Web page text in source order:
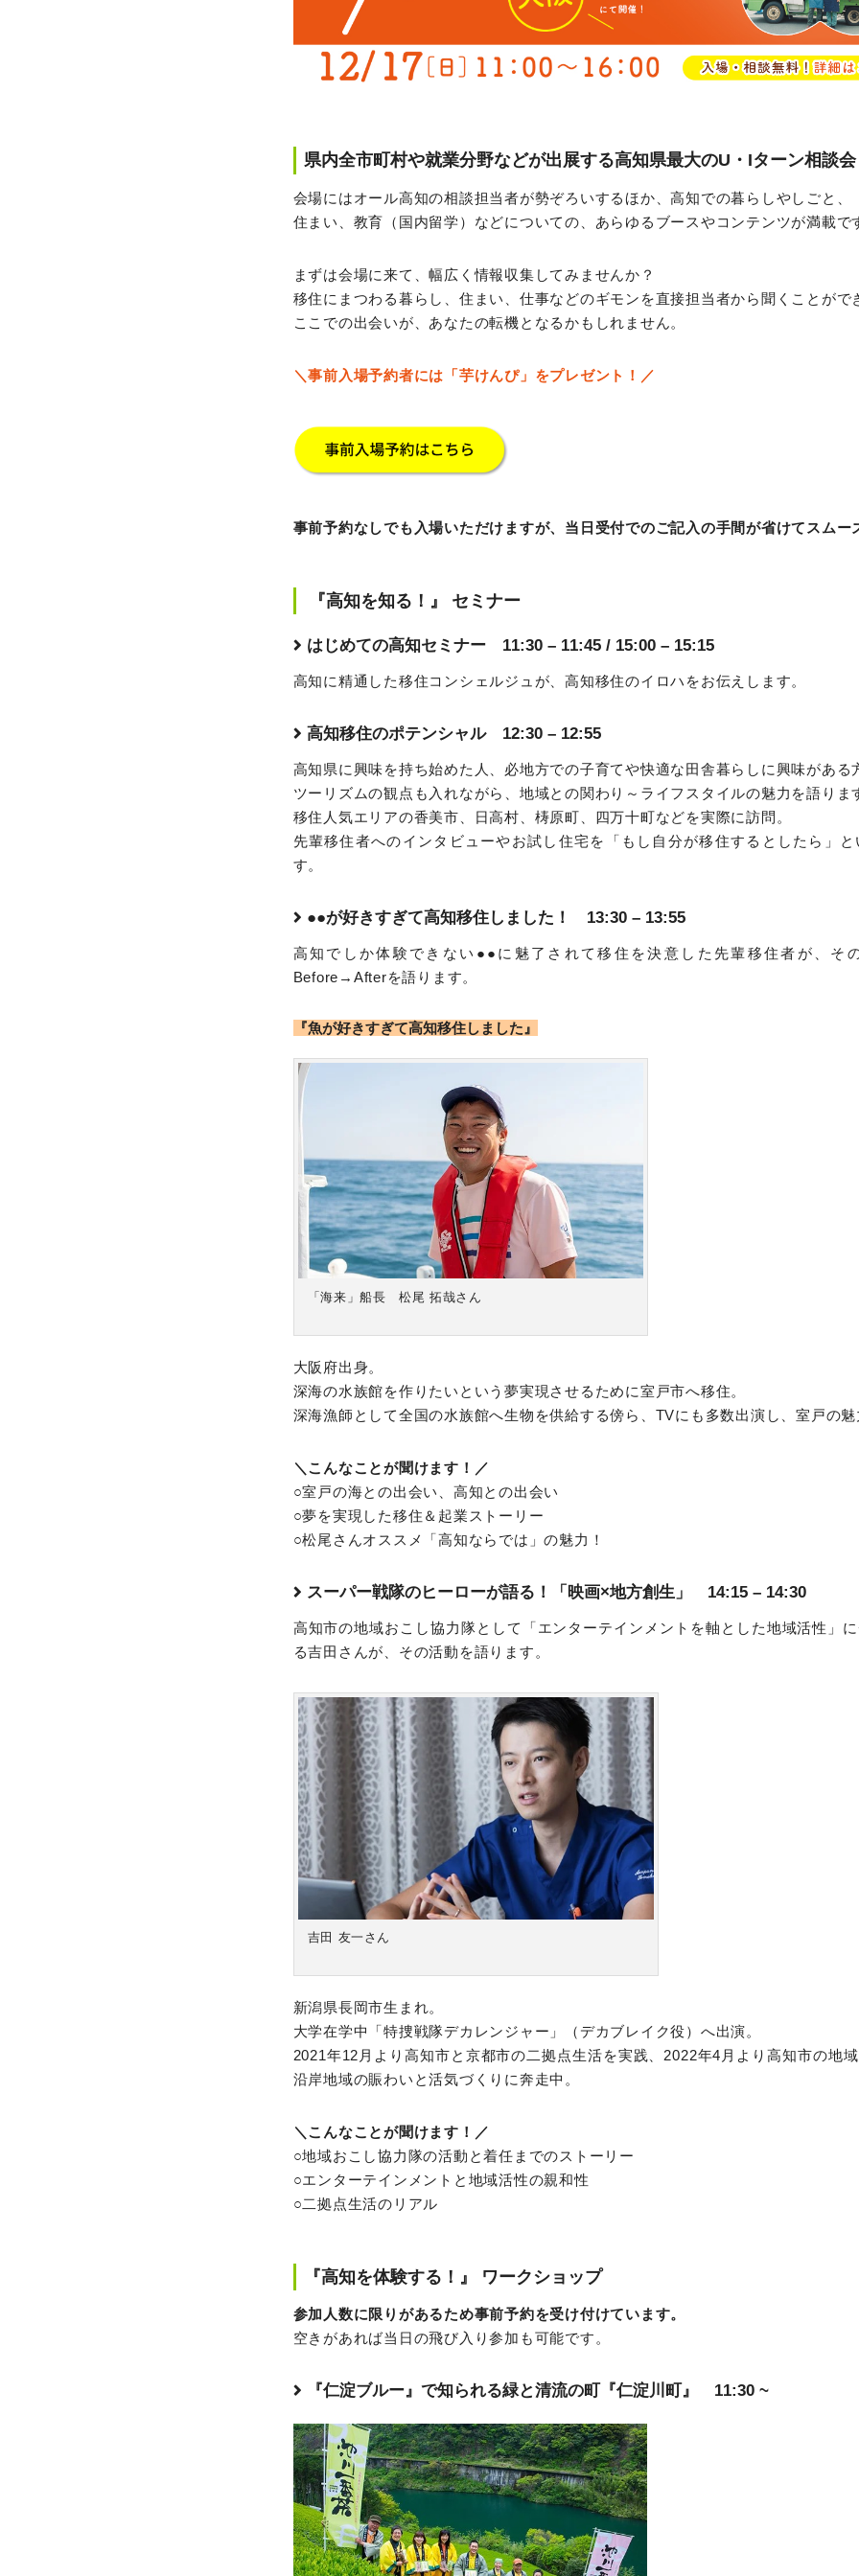
県内全市町村や就業分野などが出展する高知県最大のU・Iターン相談会
会場にはオール高知の相談担当者が勢ぞろいするほか、高知での暮らしやしごと、
住まい、教育（国内留学）などについての、あらゆるブースやコンテンツが満載で
まずは会場に来て、幅広く情報収集してみませんか？
移住にまつわる暮らし、住まい、仕事などのギモンを直接担当者から聞くことがで
ここでの出会いが、あなたの転機となるかもしれません。
＼事前入場予約者には「芋けんぴ」をプレゼント！／
事前予約なしでも入場いただけますが、当日受付でのご記入の手間が省けてスムー
『高知を知る！』 セミナー
はじめての高知セミナー 11:30 – 11:45 / 15:00 – 15:15
高知に精通した移住コンシェルジュが、高知移住のイロハをお伝えします。
高知移住のポテンシャル 12:30 – 12:55
高知県に興味を持ち始めた人、必地方での子育てや快適な田舎暮らしに興味がある
ツーリズムの観点も入れながら、地域との関わり～ライフスタイルの魅力を語りま
移住人気エリアの香美市、日高村、梼原町、四万十町などを実際に訪問。
先輩移住者へのインタビューやお試し住宅を「もし自分が移住するとしたら」と
す。
●●が好きすぎて高知移住しました！ 13:30 – 13:55
高知でしか体験できない●●に魅了されて移住を決意した先輩移住者が、そ
Before→Afterを語ります。
『魚が好きすぎて高知移住しました』
「海来」船長 松尾 拓哉さん
大阪府出身。
深海の水族館を作りたいという夢実現させるために室戸市へ移住。
深海漁師として全国の水族館へ生物を供給する傍ら、TVにも多数出演し、室戸の魅
＼こんなことが聞けます！／
○室戸の海との出会い、高知との出会い
○夢を実現した移住＆起業ストーリー
○松尾さんオススメ「高知ならでは」の魅力！
スーパー戦隊のヒーローが語る！「映画×地方創生」 14:15 – 14:30
高知市の地域おこし協力隊として「エンターテインメントを軸とした地域活性」
る吉田さんが、その活動を語ります。
吉田 友一さん
新潟県長岡市生まれ。
大学在学中「特捜戦隊デカレンジャー」（デカブレイク役）へ出演。
2021年12月より高知市と京都市の二拠点生活を実践、2022年4月より高知市の地
沿岸地域の賑わいと活気づくりに奔走中。
＼こんなことが聞けます！／
○地域おこし協力隊の活動と着任までのストーリー
○エンターテインメントと地域活性の親和性
○二拠点生活のリアル
『高知を体験する！』 ワークショップ
参加人数に限りがあるため事前予約を受け付けています。
空きがあれば当日の飛び入り参加も可能です。
『仁淀ブルー』で知られる緑と清流の町『仁淀川町』 11:30 ~